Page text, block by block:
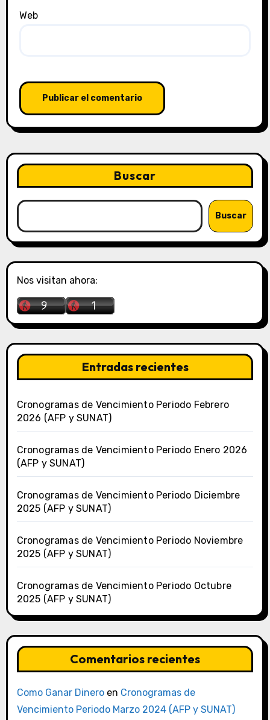
Web
Buscar
Buscar
Nos visitan ahora:
Entradas recientes
Cronogramas de Vencimiento Periodo Febrero
2026 (AFP y SUNAT)
Cronogramas de Vencimiento Periodo Enero 2026
(AFP y SUNAT)
Cronogramas de Vencimiento Periodo Diciembre
2025 (AFP y SUNAT)
Cronogramas de Vencimiento Periodo Noviembre
2025 (AFP y SUNAT)
Cronogramas de Vencimiento Periodo Octubre
2025 (AFP y SUNAT)
Comentarios recientes
Como Ganar Dineroen Cronogramas de
Vencimiento Periodo Marzo 2024 (AFP y SUNAT)